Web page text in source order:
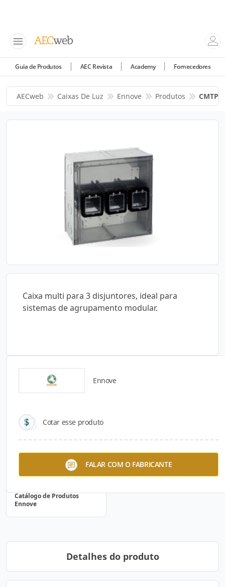
Guia de Produtos AEC Revista Academy Fornecedores
AECweb Caixas De Luz Ennove Produtos
Caixa multi para 3 disjuntores, ideal para
sistemas de agrupamento modular.
Ennove
Cotar esse produto
FALAR COM O FABRICANTE
Catálogos para Download
Catálogo de Produtos
Ennove
Detalhes do produto